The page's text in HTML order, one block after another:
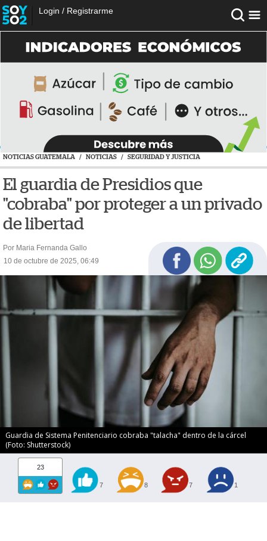
Login / Registrarme
NOTICIAS GUATEMALA / NOTICIAS / SEGURIDAD Y JUSTICIA
El guardia de Presidios que
"cobraba" por proteger a un privado
de libertad
Por Maria Fernanda Gallo
10 de octubre de 2025, 06:49
Guardia de Sistema Penitenciario cobraba "talacha" dentro de la cárcel
(Foto: Shutterstock)
23
7 8 7 1